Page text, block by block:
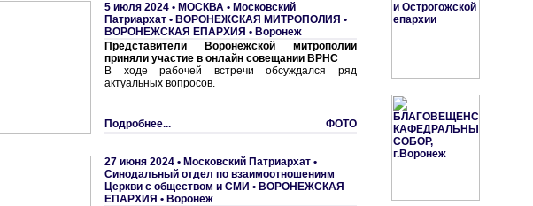
5 июля 2024 • МОСКВА • Московский
Патриархат • ВОРОНЕЖСКАЯ МИТРОПОЛИЯ •
ВОРОНЕЖСКАЯ ЕПАРХИЯ • Воронеж
Представители Воронежской митрополии
приняли участие в онлайн совещании ВРНС
В ходе рабочей встречи обсуждался ряд
актуальных вопросов.
Подробнее... ФОТО
27 июня 2024 • Московский Патриархат •
Синодальный отдел по взаимоотношениям
Церкви с обществом и СМИ • ВОРОНЕЖСКАЯ
ЕПАРХИЯ • Воронеж